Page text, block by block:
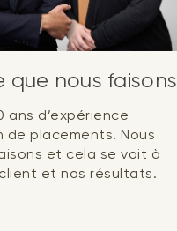
que nous faisons
ans d’expérience
de placements. Nous
et cela se voit à
et nos résultats.